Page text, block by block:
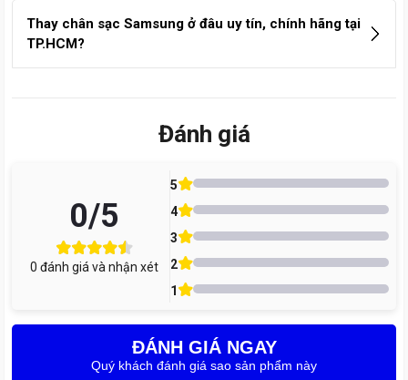
chờ lấy liền trong ngày, không phải để máy qua đêm.
Chi phí thay chân sạc Samsung dao động từ 250.000 –
700.000đ, tùy theo model máy. Để biết chính xác giá cho
Thay chân sạc Samsung ở đâu uy tín, chính hãng tại
TP.HCM?
tay nghề cao và có bảo hành rõ ràng. Tại TP.HCM, Care
Center là địa chỉ được nhiều khách hàng tin tưởng nhờ quy
hỗ trợ nhanh hoặc đặt lịch trước, bạn có thể gọi ngay 1900
Đánh giá
0/5
0 đánh giá và nhận xét
5
4
3
2
1
ĐÁNH GIÁ NGAY
Quý khách đánh giá sao sản phẩm này